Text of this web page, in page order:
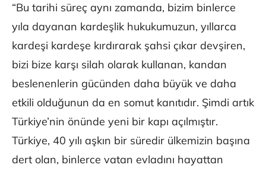
“Bu tarihi süreç aynı zamanda, bizim binlerce
yıla dayanan kardeşlik hukukumuzun, yıllarca
kardeşi kardeşe kırdırarak şahsi çıkar devşiren,
bizi bize karşı silah olarak kullanan, kandan
beslenenlerin gücünden daha büyük ve daha
etkili olduğunun da en somut kanıtıdır. Şimdi artık
Türkiye’nin önünde yeni bir kapı açılmıştır.
Türkiye, 40 yılı aşkın bir süredir ülkemizin başına
dert olan, binlerce vatan evladını hayattan